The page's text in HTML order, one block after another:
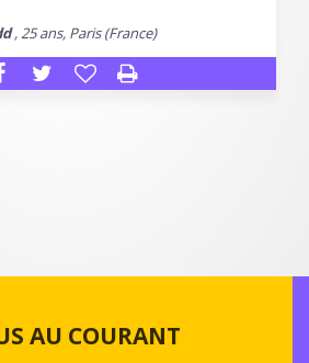
, 25 ans, Paris (France)
AU COURANT